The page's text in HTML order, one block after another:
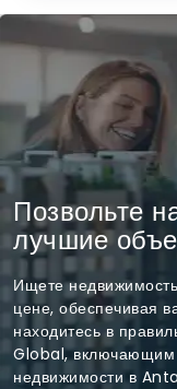
Позвольте
лучшие
Ищете
цене, обеспечивая
находитесь в
Global, включающим
недвижимости в